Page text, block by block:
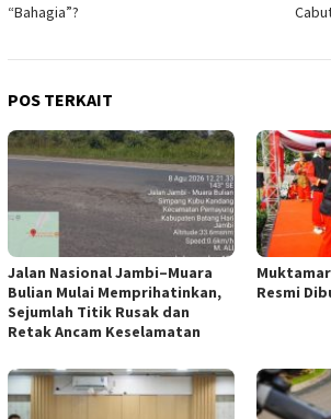
“Bahagia”?
POS TERKAIT
Jalan Nasional Jambi–Muara
Bulian Mulai Memprihatinkan,
Sejumlah Titik Rusak dan
Retak Ancam Keselamatan
Muktamar
Resmi